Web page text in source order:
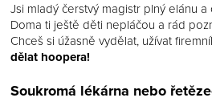
Jsi mladý čerstvý magistr plný elánu
Doma ti ještě děti nepláčou a rád
Chceš si úžasně vydělat, užívat
dělat hoopera!
Soukromá lékárna nebo